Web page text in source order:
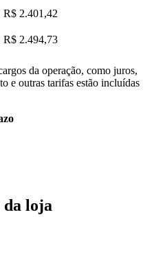
R$ 2.401,42
R$ 2.494,73
da operação, como juros,
e outras tarifas estão incluídas
da loja